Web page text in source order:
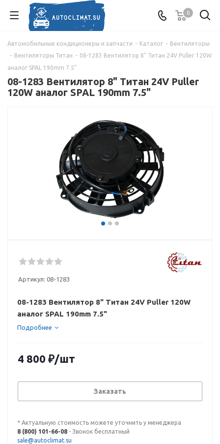
0
Автомобильные кондиционеры и запчасти - Каталог - Вентиляторы
- Вентиляторы Титан - 08-1283 Вентилятор 8" Титан 24V Puller 120W
аналог SPAL 190mm 7.5"
08-1283 Вентилятор 8" Титан 24V Puller
120W аналог SPAL 190mm 7.5"
Артикул: 08-1283
08-1283 Вентилятор 8" Титан 24V Puller 120W
аналог SPAL 190mm 7.5"
Подробнее
4 800 ₽/шт
Заказать
* Актуальную стоимость можете уточнить у менеджера
8 (800) 101-66-08 - Звонок бесплатный
sale@autoclimat.su